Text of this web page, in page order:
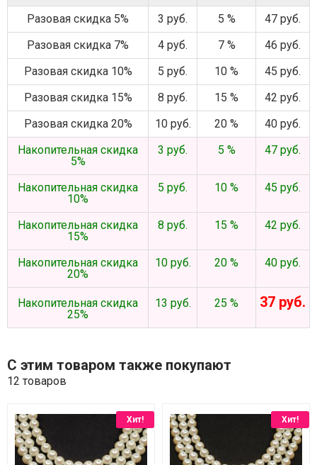
Разовая скидка 5% 3 руб. 5 %
47 руб.
Разовая скидка 7%
4 руб. 7 %
46 руб.
Разовая скидка 10%
5 руб. 10 %
45 руб.
Разовая скидка 15%
8 руб. 15 %
42 руб.
Разовая скидка 20%
10 руб. 20 %
40 руб.
Накопительная скидка
5%
3 руб. 5 % 47 руб.
Накопительная скидка
10%
5 руб. 10 % 45 руб.
Накопительная скидка
15%
8 руб. 15 % 42 руб.
Накопительная скидка
20%
10 руб. 20 % 40 руб.
Накопительная скидка
25%
13 руб. 25 % 37 руб.
С этим товаром также покупают
12 товаров
Хит! Хит!